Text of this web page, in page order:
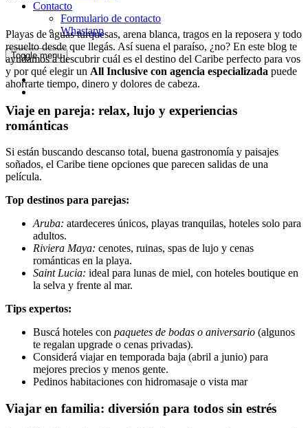
Contacto
Formulario de contacto
Whastapp
Toggle menu
Playas de aguas turquesas, arena blanca, tragos en la reposera y todo
resuelto desde que llegás. Así suena el paraíso, ¿no? En este blog te
ayudamos a descubrir cuál es el destino del Caribe perfecto para vos
y por qué elegir un All Inclusive con agencia especializada puede
ahorrarte tiempo, dinero y dolores de cabeza.
Viaje en pareja: relax, lujo y experiencias
románticas
Si están buscando descanso total, buena gastronomía y paisajes
soñados, el Caribe tiene opciones que parecen salidas de una
película.
Top destinos para parejas:
Aruba: atardeceres únicos, playas tranquilas, hoteles solo para
adultos.
Riviera Maya: cenotes, ruinas, spas de lujo y cenas
románticas en la playa.
Saint Lucia: ideal para lunas de miel, con hoteles boutique en
la selva y frente al mar.
Tips expertos:
Buscá hoteles con paquetes de bodas o aniversario (algunos
te regalan upgrade o cenas privadas).
Considerá viajar en temporada baja (abril a junio) para
mejores precios y menos gente.
Pedinos habitaciones con hidromasaje o vista mar
Viajar en familia: diversión para todos sin estrés